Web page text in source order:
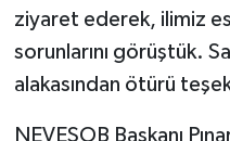
ziyaret ederek, ilimiz
sorunlarını görüştük.
alakasından ötürü
NEVESOB Başkanı